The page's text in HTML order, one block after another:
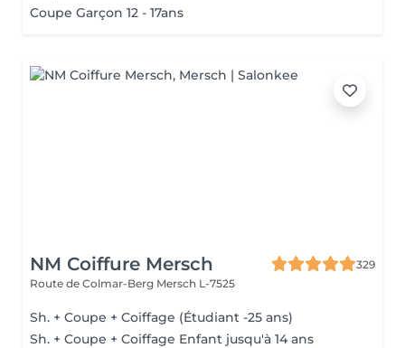
Coupe Garçon 12 - 17ans
NM Coiffure Mersch
329
Route de Colmar-Berg Mersch L-7525
Sh. + Coupe + Coiffage (Étudiant -25 ans)
Sh. + Coupe + Coiffage Enfant jusqu'à 14 ans